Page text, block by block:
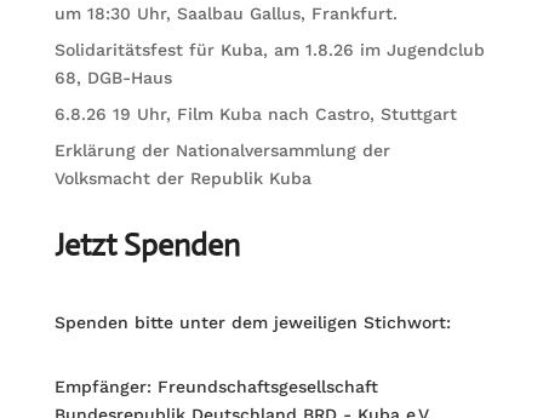
um 18:30 Uhr, Saalbau Gallus, Frankfurt.
Solidaritätsfest für Kuba, am 1.8.26 im Jugendclub
68, DGB-Haus
6.8.26 19 Uhr, Film Kuba nach Castro, Stuttgart
Erklärung der Nationalversammlung der
Volksmacht der Republik Kuba
Jetzt Spenden
Spenden bitte unter dem jeweiligen Stichwort:
Empfänger: Freundschaftsgesellschaft
Bundesrepublik Deutschland BRD - Kuba e.V.